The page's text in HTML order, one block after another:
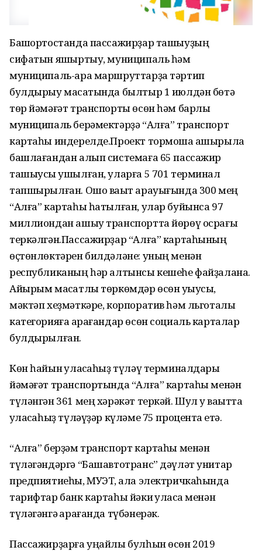
Башҡортостанда пассажирҙар ташыуҙың
сифатын яҡшыртыу, муниципаль һәм
муниципаль-ара маршруттарҙа тәртип
булдырыу маҡсатында былтыр 1 июлдән бөтә
төр йәмәғәт транспорты өсөн һәм барлыҡ
муниципаль берәмектәрҙә “Алға” транспорт
картаһы индерелде.Проект тормошҡа ашырыла
башлағандан алып системаға 65 пассажир
ташыусы ҡушылған, уларға 5 701 терминал
тапшырылған. Ошо ваҡыт арауығында 300 мең
“Алға” картаһы һатылған, улар буйынса 97
миллиондан ашыу транспортта йөрөү осрағы
теркәлгән.Пассажирҙар “Алға” картаһының
өҫтөнлөктәрен билдәләне: уның менән
республиканың һәр алтынсы кешеһе файҙалана.
Айырым маҡсатлы төркөмдәр өсөн уҡыусы,
мәктәп хеҙмәткәре, корпоратив һәм льготалы
категорияға ҡарағандар өсөн социаль карталар
булдырылған.
Көн һайын ҡулаҡсаһыҙ түләү терминалдары
йәмәғәт транспортында “Алға” картаһы менән
түләнгән 361 мең хәрәкәт теркәй. Шул уҡ ваҡытта
ҡулаҡсаһыҙ түләүҙәр күләме 75 процентҡа етә.
“Алға” берҙәм транспорт картаһы менән
түләгәндәргә “Башавтотранс” дәүләт унитар
предпиятиеһы, МУЭТ, ҡала электричкаһында
тарифтар банк картаһы йәки ҡулаҡса менән
түләгәнгә ҡарағанда түбәнерәк.
Пассажирҙарға уңайлы булһын өсөн 2019